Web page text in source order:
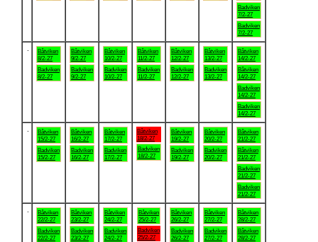
Badviken
7/2-27
Badviken
7/2-27
Båtviken
8/2-27
Badviken
8/2-27
Båtviken
9/2-27
Badviken
9/2-27
Båtviken
10/2-27
Badviken
10/2-27
Båtviken
11/2-27
Badviken
11/2-27
Båtviken
12/2-27
Badviken
12/2-27
Båtviken
13/2-27
Badviken
13/2-27
Båtviken
14/2-27
Båtviken
14/2-27
Badviken
14/2-27
Badviken
14/2-27
Båtviken
15/2-27
Badviken
15/2-27
Båtviken
16/2-27
Badviken
16/2-27
Båtviken
17/2-27
Badviken
17/2-27
Båtviken
18/2-27
Badviken
18/2-27
Båtviken
19/2-27
Badviken
19/2-27
Båtviken
20/2-27
Badviken
20/2-27
Båtviken
21/2-27
Båtviken
21/2-27
Badviken
21/2-27
Badviken
21/2-27
Båtviken
22/2-27
Badviken
22/2-27
Båtviken
23/2-27
Badviken
23/2-27
Båtviken
24/2-27
Badviken
24/2-27
Båtviken
25/2-27
Badviken
25/2-27
Båtviken
26/2-27
Badviken
26/2-27
Båtviken
27/2-27
Badviken
27/2-27
Båtviken
28/2-27
Båtviken
28/2-27